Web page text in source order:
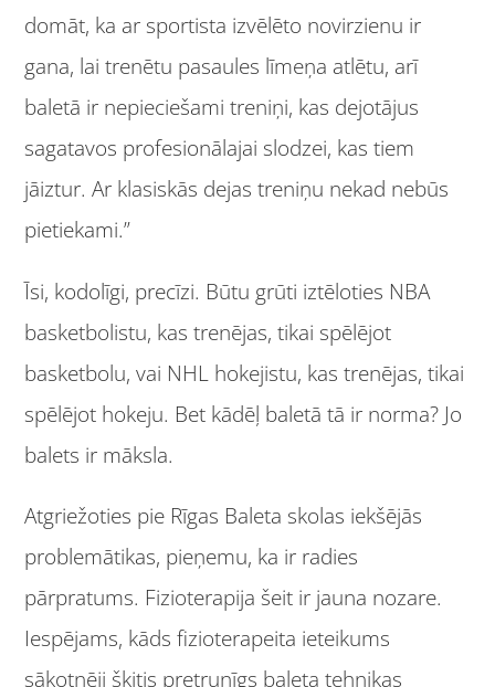
domāt, ka ar sportista izvēlēto novirzienu ir
gana, lai trenētu pasaules līmeņa atlētu, arī
baletā ir nepieciešami treniņi, kas dejotājus
sagatavos profesionālajai slodzei, kas tiem
jāiztur. Ar klasiskās dejas treniņu nekad nebūs
pietiekami.”
Īsi, kodolīgi, precīzi. Būtu grūti iztēloties NBA
basketbolistu, kas trenējas, tikai spēlējot
basketbolu, vai NHL hokejistu, kas trenējas, tikai
spēlējot hokeju. Bet kādēļ baletā tā ir norma? Jo
balets ir māksla.
Atgriežoties pie Rīgas Baleta skolas iekšējās
problemātikas, pieņemu, ka ir radies
pārpratums. Fizioterapija šeit ir jauna nozare.
Iespējams, kāds fizioterapeita ieteikums
sākotnēji šķitis pretrunīgs baleta tehnikas